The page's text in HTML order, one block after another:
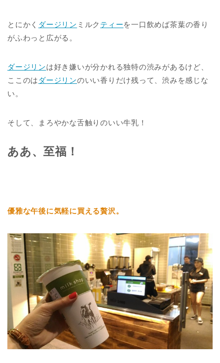
とにかく ダージリン ミルク ティーを一口飲めば茶葉の香り
がふわっと広がる。
ダージリンは好き嫌いが分かれる独特の渋みがあるけど、
ここのは ダージリンのいい香りだけ残って、渋みを感じな
い。
そして、まろやかな舌触りのいい牛乳！
ああ、至福！
優雅な午後に気軽に買える贅沢。